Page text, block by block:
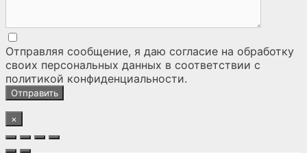
Отправляя сообщение, я даю согласие на обработку
своих персональных данных в соответствии с
политикой конфиденциальности.
×